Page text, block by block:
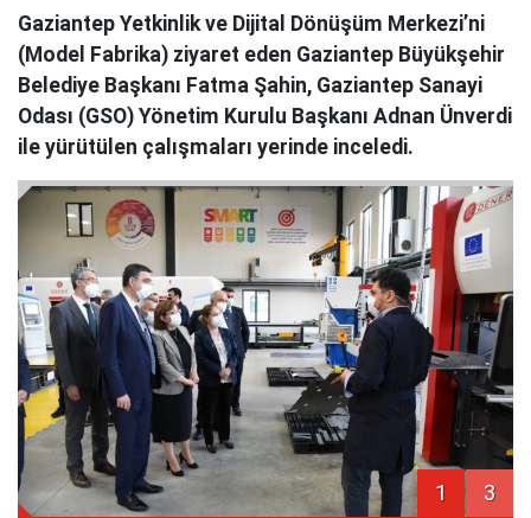
Gaziantep Yetkinlik ve Dijital Dönüşüm Merkezi’ni
(Model Fabrika) ziyaret eden Gaziantep Büyükşehir
Belediye Başkanı Fatma Şahin, Gaziantep Sanayi
Odası (GSO) Yönetim Kurulu Başkanı Adnan Ünverdi
ile yürütülen çalışmaları yerinde inceledi.
1 3